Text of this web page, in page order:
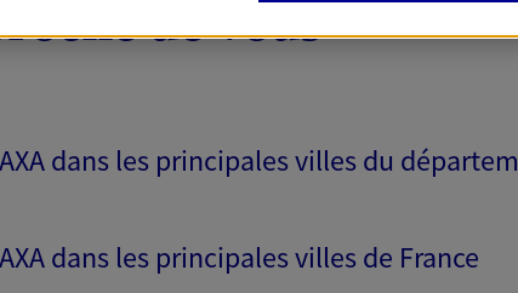
de vous
dans les principales villes du
dans les principales villes de France